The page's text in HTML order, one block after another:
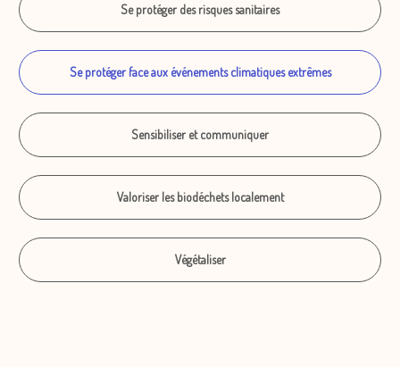
Se protéger des risques sanitaires
Se protéger face aux événements climatiques extrêmes
Sensibiliser et communiquer
Valoriser les biodéchets localement
Végétaliser